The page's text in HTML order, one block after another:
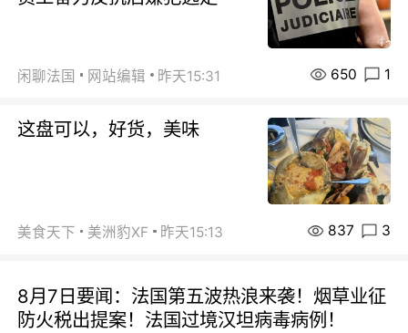
闲聊法国 网站编辑 昨天15:31 650 1
这盘可以，好货，美味
美食天下 美洲豹XF 昨天15:13 837 3
8月7日要闻：法国第五波热浪来袭！烟草业征
防火税出提案！法国过境汉坦病毒病例！